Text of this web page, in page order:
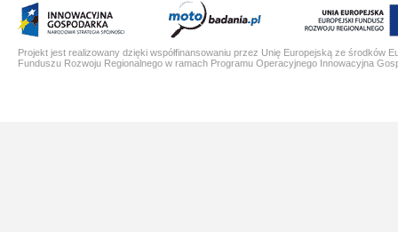
Projekt jest realizowany dzięki współfinansowaniu przez Unię Europejską ze środków
Funduszu Rozwoju Regionalnego w ramach Programu Operacyjnego Innowacyjna